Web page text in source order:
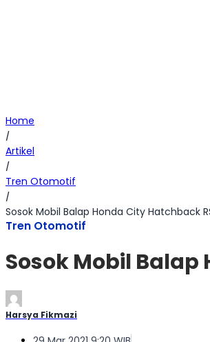
Home
/
Artikel
/
Tren Otomotif
/
Sosok Mobil Balap Honda City Hatchback
Tren Otomotif
Sosok Mobil
Harsya Fikmazi